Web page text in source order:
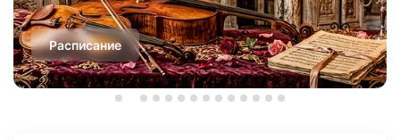
Расписание